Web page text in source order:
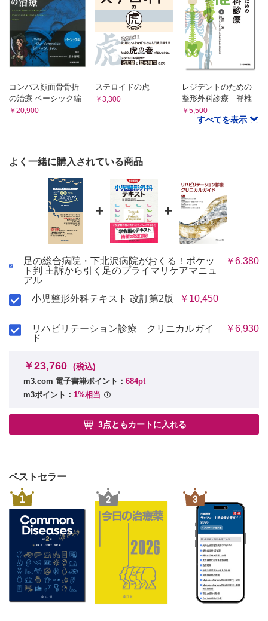
4．足関節の疾患 菊池恭太
Ｂ 外傷（骨折と靱帯損傷）
1．画像診断 菊池恭太
2．対 応 菊池恭太
Ｃ 浮 腫 菊池 守
1．足病変の診断と治療方針 菊池 守
2．糖尿病性足病変
②神経障害 フェルトと装具 菊池恭太 岡本貢一 上口
④シャルコー足 菊池恭太
4．糖尿病の周術期管理と栄養管理 沖杉真理 石田千香子
5．閉塞性動脈硬化症
①血行再建（EVTと外科的血行再建術） 長﨑和仁
②疼痛管理 長﨑和仁
③補助療法 菊池 守
④薬物療法 長﨑和仁
⑤運動療法 長﨑和仁
6．Buerger病 長﨑和仁
7．Blue toe syndrome 長﨑和仁
Ｅ 爪
3．爪と腫瘍 久道勝也
Ｆ その他
1．膠原病・類縁疾患
②関節リウマチ以外の膠原病・類縁疾患 田邉谷徹也
Ⅳ 足診療の基礎知識
Ａ 足部の解剖
1．骨 格 菊池恭太
2．筋肉，腱，靱帯 菊池恭太
3．血 管 菊池恭太
4．神 経 菊池恭太
5．関節可動域 菊池恭太
Ｂ 歩行周期 菊池恭太 岡本貢一
索引
コラム
コンパス顔面骨骨折
の治療 ベーシック編
￥20,900
ステロイドの虎
￥3,300
レジデントのための
整形外科診療 脊椎
￥5,500
すべてを表示
よく一緒に購入されている商品
+ +
足の総合病院・下北沢病院がおくる！ポケッ
ト判 主訴から引く足のプライマリケアマニュ
アル
￥6,380
小児整形外科テキスト 改訂第2版 ￥10,450
リハビリテーション診療 クリニカルガイ
ド
￥6,930
￥23,760 (税込)
m3.com 電子書籍ポイント： 684pt
m3ポイント： 1%相当
3点ともカートに入れる
ベストセラー
1 2 3